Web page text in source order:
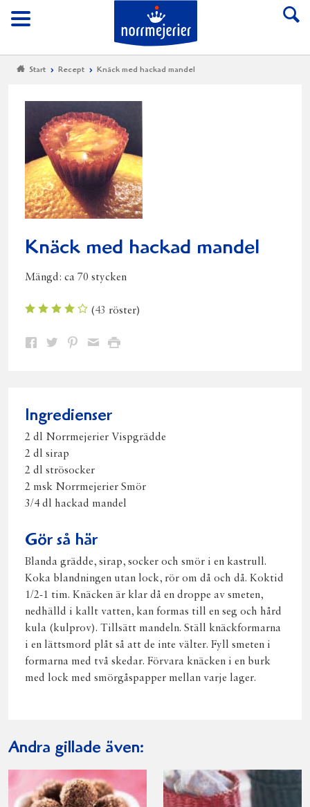
Meny
Till Norrmejerier
Start Recept Knäck med hackad mandel
Knäck med hackad mandel
Mängd: ca 70 stycken
(43 röster)
Dela Dela Dela DelaSkriv
Ingredienser
2 dl Norrmejerier Vispgrädde
2 dl sirap
2 dl strösocker
2 msk Norrmejerier Smör
3/4 dl hackad mandel
Gör så här
Blanda grädde, sirap, socker och smör i en kastrull.
Koka blandningen utan lock, rör om då och då. Koktid
1/2-1 tim. Knäcken är klar då en droppe av smeten,
nedhälld i kallt vatten, kan formas till en seg och hård
kula (kulprov). Tillsätt mandeln. Ställ knäckformarna
i en lättsmord plåt så att de inte välter. Fyll smeten i
formarna med två skedar. Förvara knäcken i en burk
med lock med smörgåspapper mellan varje lager.
Andra gillade även: